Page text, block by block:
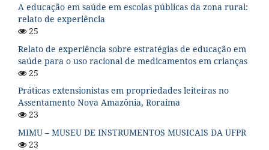
A educação em saúde em escolas públicas da zona rural:
relato de experiência
25
Relato de experiência sobre estratégias de educação em
saúde para o uso racional de medicamentos em crianças
25
Práticas extensionistas em propriedades leiteiras no
Assentamento Nova Amazônia, Roraima
23
MIMU – MUSEU DE INSTRUMENTOS MUSICAIS DA UFPR
23